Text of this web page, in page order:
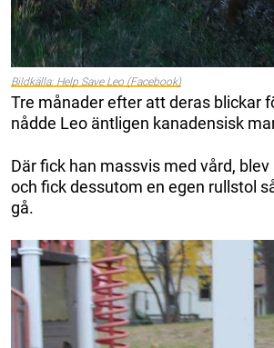
Bildkälla: Help Save Leo (Facebook)
Tre månader efter att deras blickar
nådde Leo äntligen kanadensisk
Där fick han massvis med vård,
och fick dessutom en egen rullstol
gå.